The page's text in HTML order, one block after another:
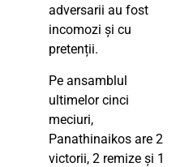
adversarii au fost
incomozi și cu
pretenții.
Pe ansamblul
ultimelor cinci
meciuri,
Panathinaikos are 2
victorii, 2 remize și 1